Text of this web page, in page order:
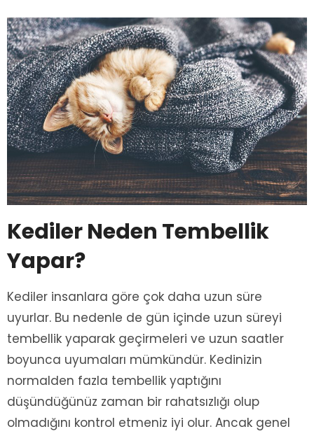
Kediler Neden Tembellik
Yapar?
Kediler insanlara göre çok daha uzun süre
uyurlar. Bu nedenle de gün içinde uzun süreyi
tembellik yaparak geçirmeleri ve uzun saatler
boyunca uyumaları mümkündür. Kedinizin
normalden fazla tembellik yaptığını
düşündüğünüz zaman bir rahatsızlığı olup
olmadığını kontrol etmeniz iyi olur. Ancak genel